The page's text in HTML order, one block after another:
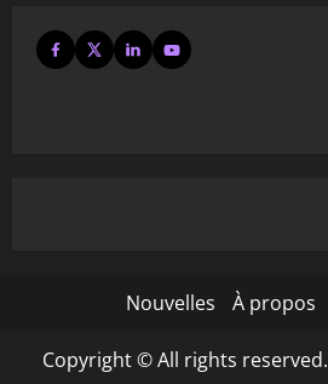
Nouvelles À propos
Copyright © All rights reserved.